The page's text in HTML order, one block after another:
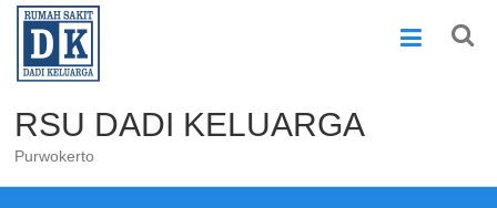
Skip
content
RSU DADI KELUARGA
Purwokerto